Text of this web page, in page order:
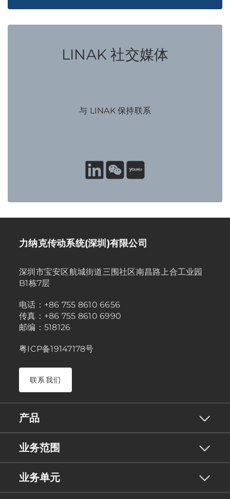
LINAK 社交媒体
与 LINAK 保持联系
力纳克传动系统(深圳)有限公司
深圳市宝安区航城街道三围社区南昌路上合工业园
B1栋7层
电话：+86 755 8610 6656
传真：+86 755 8610 6990
邮编：518126
粤ICP备19147178号
联系我们
产品
业务范围
业务单元